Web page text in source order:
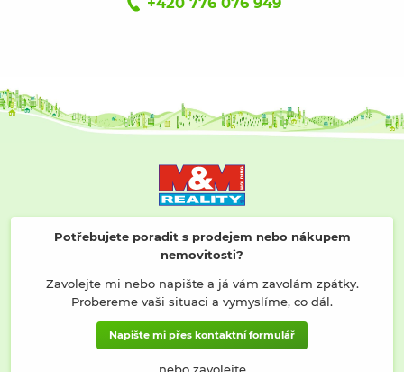
Potřebujete poradit s prodejem nebo nákupem
nemovitosti?
Zavolejte mi nebo napište a já vám zavolám zpátky.
Probereme vaši situaci a vymyslíme, co dál.
Napište mi přes kontaktní formulář